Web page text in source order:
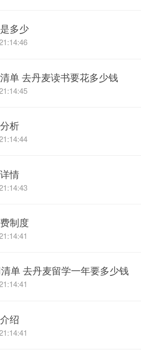
多少
单 去丹麦读书要花多少钱
析
情
制度
单 去丹麦留学一年要多少钱
绍